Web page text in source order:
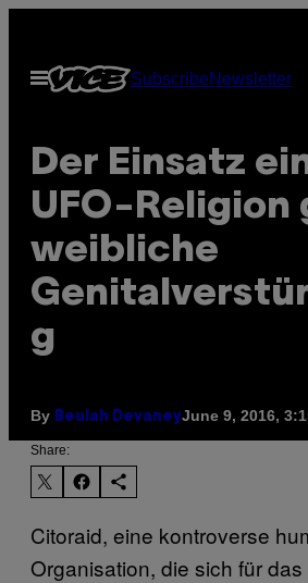
content
Open
Menu
SubscribeNewsletter
Der Einsatz
UFO-Religion
weibliche
g
By Beulah DevaneyJune 9, 2016,
Share:
Citoraid, eine kontroverse
Organisation, die sich für das